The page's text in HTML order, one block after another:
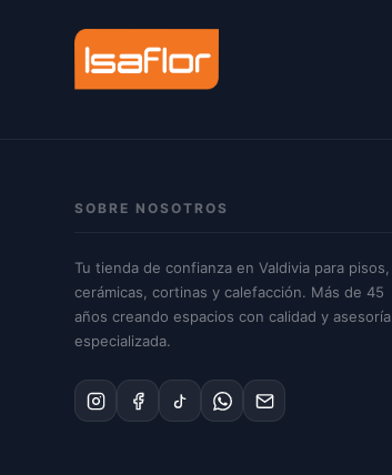
SOBRE NOSOTROS
Tu tienda de confianza en Valdivia para pisos,
cerámicas, cortinas y calefacción. Más de 45
años creando espacios con calidad y asesoría
especializada.